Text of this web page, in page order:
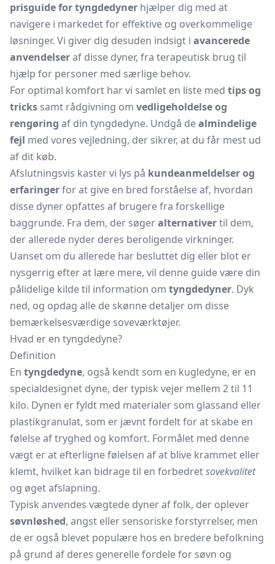
prisguide for tyngdedyner hjælper dig med at
navigere i markedet for effektive og overkommelige
løsninger. Vi giver dig desuden indsigt i avancerede
anvendelseraf disse dyner, fra terapeutisk brug til
hjælp for personer med særlige behov.
For optimal komfort har vi samlet en liste med tips og
tricks samt rådgivning om vedligeholdelse og
rengøring af din tyngdedyne. Undgå dealmindelige
fejl med vores vejledning, der sikrer, at du får mest ud
af dit køb.
Afslutningsvis kaster vi lys på kundeanmeldelser og
erfaringerfor at give en bred forståelse af, hvordan
disse dyner opfattes af brugere fra forskellige
baggrunde. Fra dem, der søgeralternativertil dem,
der allerede nyder deres beroligende virkninger.
Uanset om du allerede har besluttet dig eller blot er
nysgerrig efter at lære mere, vil denne guide være din
pålidelige kilde til information om tyngdedyner. Dyk
ned, og opdag alle de skønne detaljer om disse
bemærkelsesværdige soveværktøjer.
Hvad er en tyngdedyne?
Definition
En tyngdedyne, også kendt som en kugledyne, er en
specialdesignet dyne, der typisk vejer mellem 2 til 11
kilo. Dynen er fyldt med materialer som glassand eller
plastikgranulat, som er jævnt fordelt for at skabe en
følelse af tryghed og komfort. Formålet med denne
vægt er at efterligne følelsen af at blive krammet eller
klemt, hvilket kan bidrage til en forbedretsovekvalitet
og øget afslapning.
Typisk anvendes vægtede dyner af folk, der oplever
søvnløshed, angst eller sensoriske forstyrrelser, men
de er også blevet populære hos en bredere befolkning
på grund af deres generelle fordele for søvn og